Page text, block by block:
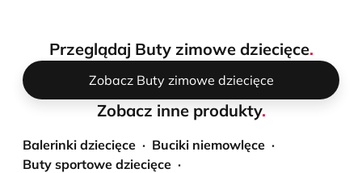
Przeglądaj Buty zimowe dziecięce.
Zobacz Buty zimowe dziecięce
Zobacz inne produkty.
Balerinki dziecięce
Buciki niemowlęce
Buty sportowe dziecięce